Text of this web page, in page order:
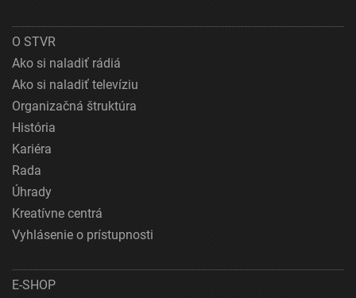
O STVR
Ako si naladiť rádiá
Ako si naladiť televíziu
Organizačná štruktúra
História
Kariéra
Rada
Úhrady
Kreatívne centrá
Vyhlásenie o prístupnosti
E-SHOP